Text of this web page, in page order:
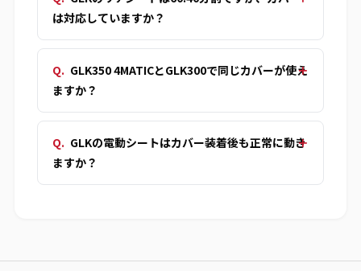
は対応していますか？
GLK350 4MATICとGLK300で同じカバーが使え
ますか？
GLKの電動シートはカバー装着後も正常に動き
ますか？